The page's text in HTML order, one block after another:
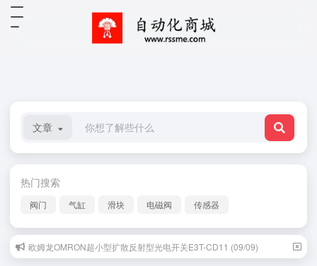
文章
热门搜索
阀门 气缸 滑块 电磁阀 传感器
欧姆龙OMRON超小型扩散反射型光电开关E3T-CD11 (09/09)